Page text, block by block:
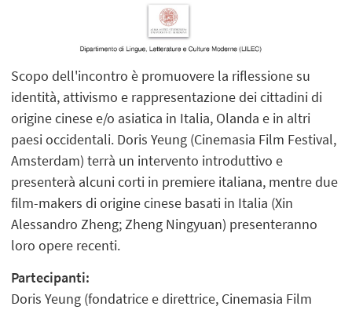
Scopo dell'incontro è promuovere la riflessione su
identità, attivismo e rappresentazione dei cittadini di
origine cinese e/o asiatica in Italia, Olanda e in altri
paesi occidentali. Doris Yeung (Cinemasia Film Festival,
Amsterdam) terrà un intervento introduttivo e
presenterà alcuni corti in premiere italiana, mentre due
film-makers di origine cinese basati in Italia (Xin
Alessandro Zheng; Zheng Ningyuan) presenteranno
loro opere recenti.
Partecipanti:
Doris Yeung (fondatrice e direttrice, Cinemasia Film